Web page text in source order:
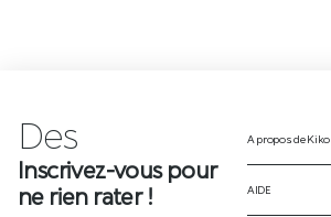
Des
Inscrivez-vous pour
ne rien rater !
A propos de Kiko
AIDE